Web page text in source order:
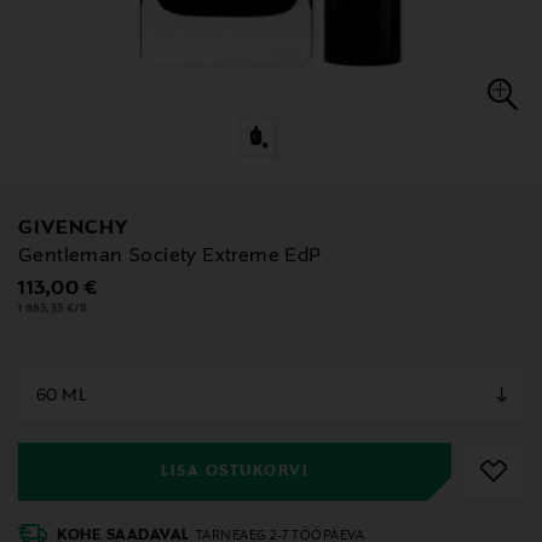
GIVENCHY
Gentleman Society Extreme EdP
Original Price
113,00 €
1 883,33 €/1l
LISA OSTUKORVI
KOHE SAADAVAL TARNEAEG 2-7 TÖÖPÄEVA